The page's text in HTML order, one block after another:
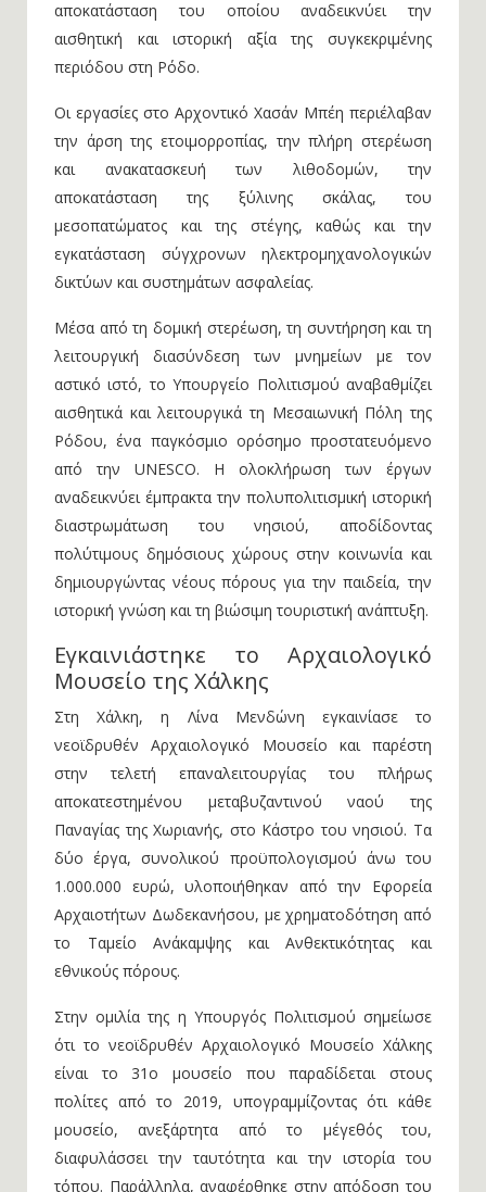
αποκατάσταση του οποίου αναδεικνύει την
αισθητική και ιστορική αξία της συγκεκριμένης
περιόδου στη Ρόδο.
Οι εργασίες στο Αρχοντικό Χασάν Μπέη περιέλαβαν
την άρση της ετοιμορροπίας, την πλήρη στερέωση
και ανακατασκευή των λιθοδομών, την
αποκατάσταση της ξύλινης σκάλας, του
μεσοπατώματος και της στέγης, καθώς και την
εγκατάσταση σύγχρονων ηλεκτρομηχανολογικών
δικτύων και συστημάτων ασφαλείας.
Μέσα από τη δομική στερέωση, τη συντήρηση και τη
λειτουργική διασύνδεση των μνημείων με τον
αστικό ιστό, το Υπουργείο Πολιτισμού αναβαθμίζει
αισθητικά και λειτουργικά τη Μεσαιωνική Πόλη της
Ρόδου, ένα παγκόσμιο ορόσημο προστατευόμενο
από την UNESCO. Η ολοκλήρωση των έργων
αναδεικνύει έμπρακτα την πολυπολιτισμική ιστορική
διαστρωμάτωση του νησιού, αποδίδοντας
πολύτιμους δημόσιους χώρους στην κοινωνία και
δημιουργώντας νέους πόρους για την παιδεία, την
ιστορική γνώση και τη βιώσιμη τουριστική ανάπτυξη.
Εγκαινιάστηκε το Αρχαιολογικό
Μουσείο της Χάλκης
Στη Χάλκη, η Λίνα Μενδώνη εγκαινίασε το
νεοϊδρυθέν Αρχαιολογικό Μουσείο και παρέστη
στην τελετή επαναλειτουργίας του πλήρως
αποκατεστημένου μεταβυζαντινού ναού της
Παναγίας της Χωριανής, στο Κάστρο του νησιού. Τα
δύο έργα, συνολικού προϋπολογισμού άνω του
1.000.000 ευρώ, υλοποιήθηκαν από την Εφορεία
Αρχαιοτήτων Δωδεκανήσου, με χρηματοδότηση από
το Ταμείο Ανάκαμψης και Ανθεκτικότητας και
εθνικούς πόρους.
Στην ομιλία της η Υπουργός Πολιτισμού σημείωσε
ότι το νεοϊδρυθέν Αρχαιολογικό Μουσείο Χάλκης
είναι το 31ο μουσείο που παραδίδεται στους
πολίτες από το 2019, υπογραμμίζοντας ότι κάθε
μουσείο, ανεξάρτητα από το μέγεθός του,
διαφυλάσσει την ταυτότητα και την ιστορία του
τόπου. Παράλληλα, αναφέρθηκε στην απόδοση του